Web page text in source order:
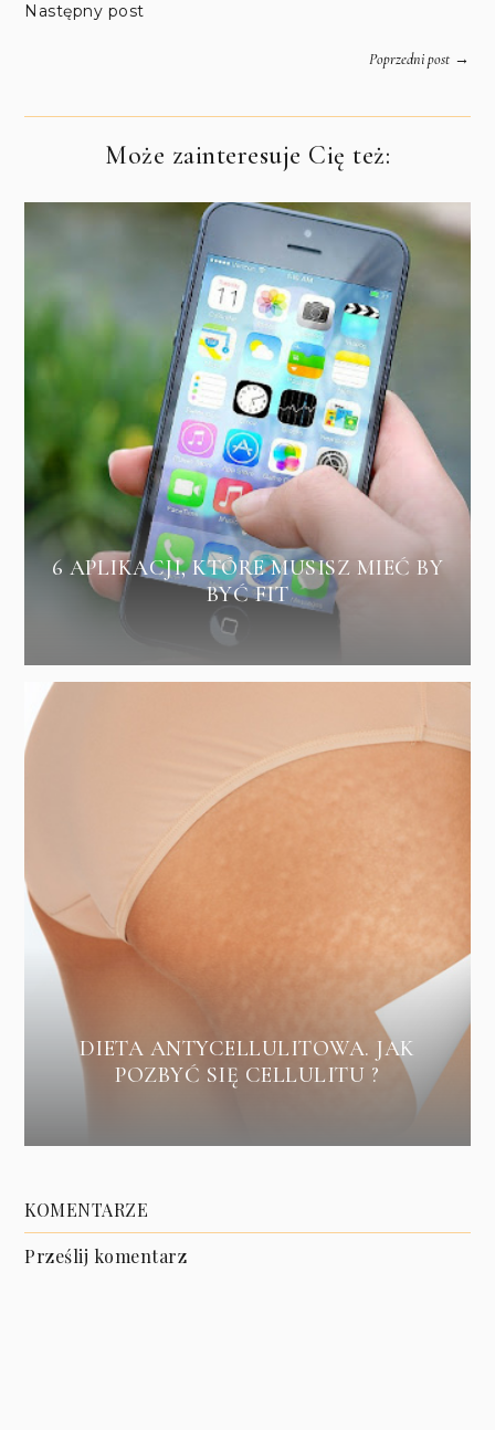
Następny post
Poprzedni post→
Może zainteresuje Cię też:
6 APLIKACJI, KTÓRE MUSISZ MIEĆ BY
BYĆ FIT
DIETA ANTYCELLULITOWA. JAK
POZBYĆ SIĘ CELLULITU ?
KOMENTARZE
Prześlij komentarz